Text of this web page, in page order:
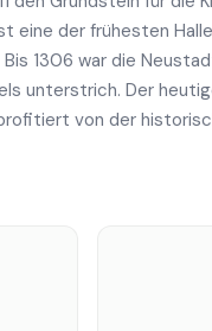
eine der frühesten
Bis 1306 war die
unterstrich. Der
von der